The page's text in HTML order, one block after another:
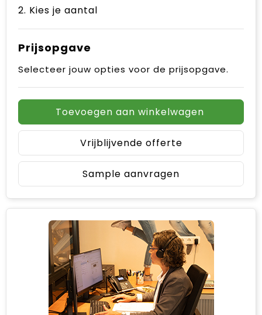
2. Kies je aantal
Prijsopgave
Selecteer jouw opties voor de prijsopgave.
Toevoegen aan winkelwagen
Vrijblijvende offerte
Sample aanvragen